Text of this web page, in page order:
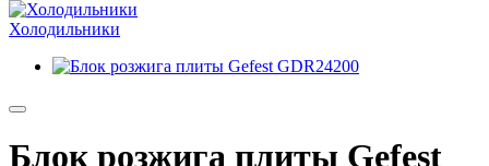
Холодильники
Блок розжига плиты Gefest